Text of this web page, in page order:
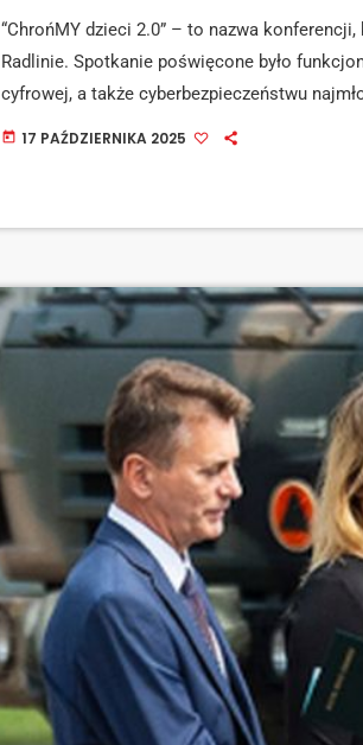
“ChrońMY dzieci 2.0” – to nazwa
Radlinie. Spotkanie poświęcone było
cyfrowej, a także cyberbezpieczeństwu
Wydziału Edukacji i Spraw Społecznych
today 17 PAŹDZIERNIKA 2025